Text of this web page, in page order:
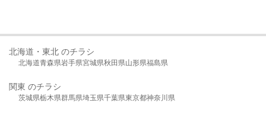
北海道・東北 のチラシ
北海道青森県岩手県宮城県秋田県山形県福島県
関東 のチラシ
茨城県栃木県群馬県埼玉県千葉県東京都神奈川県